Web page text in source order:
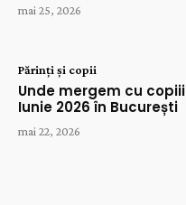
mai 25, 2026
Părinți și copii
Unde mergem cu copiii
Iunie 2026 în București
mai 22, 2026